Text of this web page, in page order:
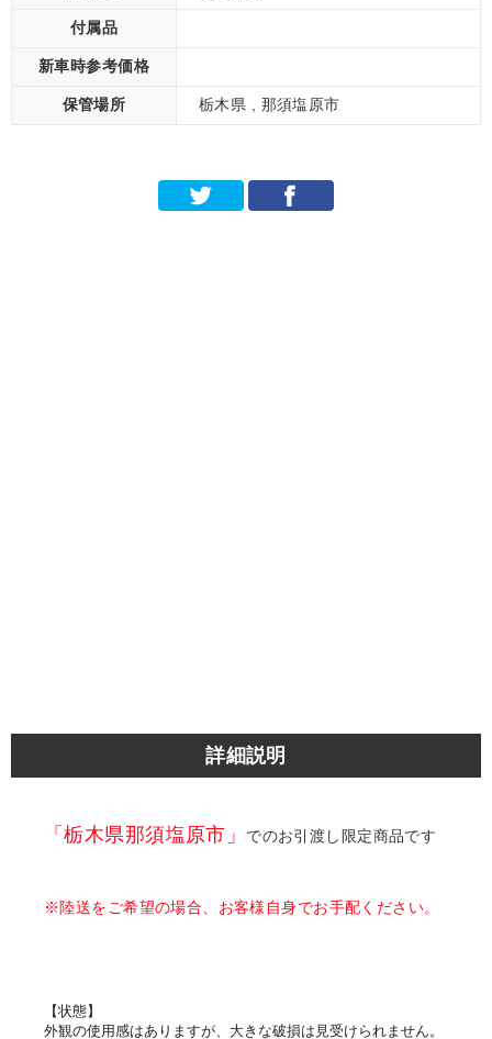
付属品
新車時参考価格
保管場所 栃木県 , 那須塩原市
詳細説明
「栃木県那須塩原市」 でのお引渡し限定商品です
※陸送をご希望の場合、お客様自身でお手配ください。
【状態】
外観の使用感はありますが、大きな破損は見受けられません。